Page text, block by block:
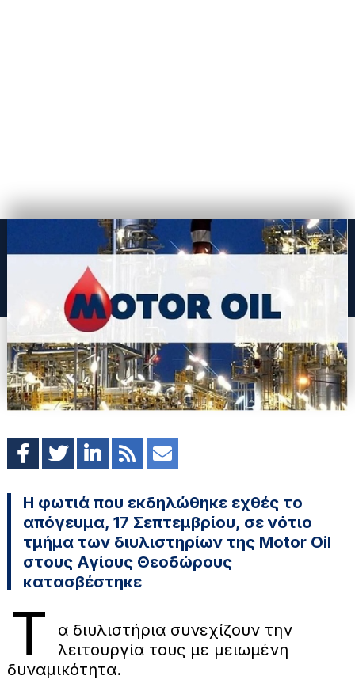
Η φωτιά που εκδηλώθηκε εχθές το
απόγευμα, 17 Σεπτεμβρίου, σε νότιο
τμήμα των διυλιστηρίων της Motor Oil
στους Αγίους Θεοδώρους
κατασβέστηκε
Τ
α διυλιστήρια συνεχίζουν την
λειτουργία τους με μειωμένη
δυναμικότητα.